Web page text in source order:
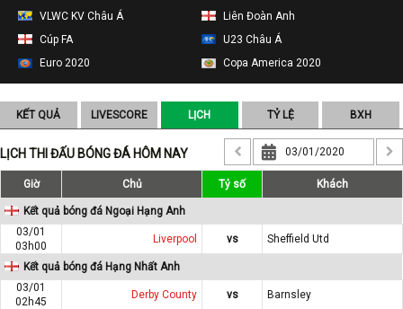
VLWC KV Châu Á
Liên Đoàn Anh
Cúp FA
U23 Châu Á
Euro 2020
Copa America 2020
KẾT QUẢ LIVESCORE LỊCH TỶ LỆ BXH
LỊCH THI ĐẤU BÓNG ĐÁ HÔM NAY
Giờ Chủ Tỷ số Khách
Kết quả bóng đá Ngoại Hạng Anh
03/01
03h00
Liverpool vs Sheffield Utd
Kết quả bóng đá Hạng Nhất Anh
03/01
02h45
Derby County vs
Barnsley